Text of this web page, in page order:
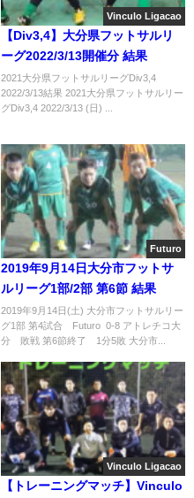
Vinculo Ligacao
【Div3,4】大分県フットサルリ
ーグ2022/3/13開催分 結果
2021大分県フットサルリーグDiv3,4
2022/3/13結果 2021大分県フットサルリー
グDiv3,4 2022/3/13 (日) ...
Futuro
2019年9月14日大分市フットサ
ルリーグ1部/2部 第6節 結果
2019年9月14日(土) 大分市フットサルリー
グ1部 第4試合 Futuro 0-8 アトレチコ大
分 敗戦 第6節終了 1分5敗 大分市...
Vinculo Ligacao
【トレーニングマッチ】Vinculo